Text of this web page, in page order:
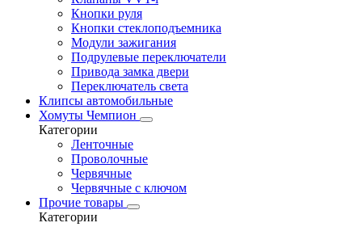
Кнопки руля
Кнопки стеклоподъемника
Модули зажигания
Подрулевые переключатели
Привода замка двери
Переключатель света
Клипсы автомобильные
Хомуты Чемпион
Категории
Ленточные
Проволочные
Червячные
Червячные с ключом
Прочие товары
Категории